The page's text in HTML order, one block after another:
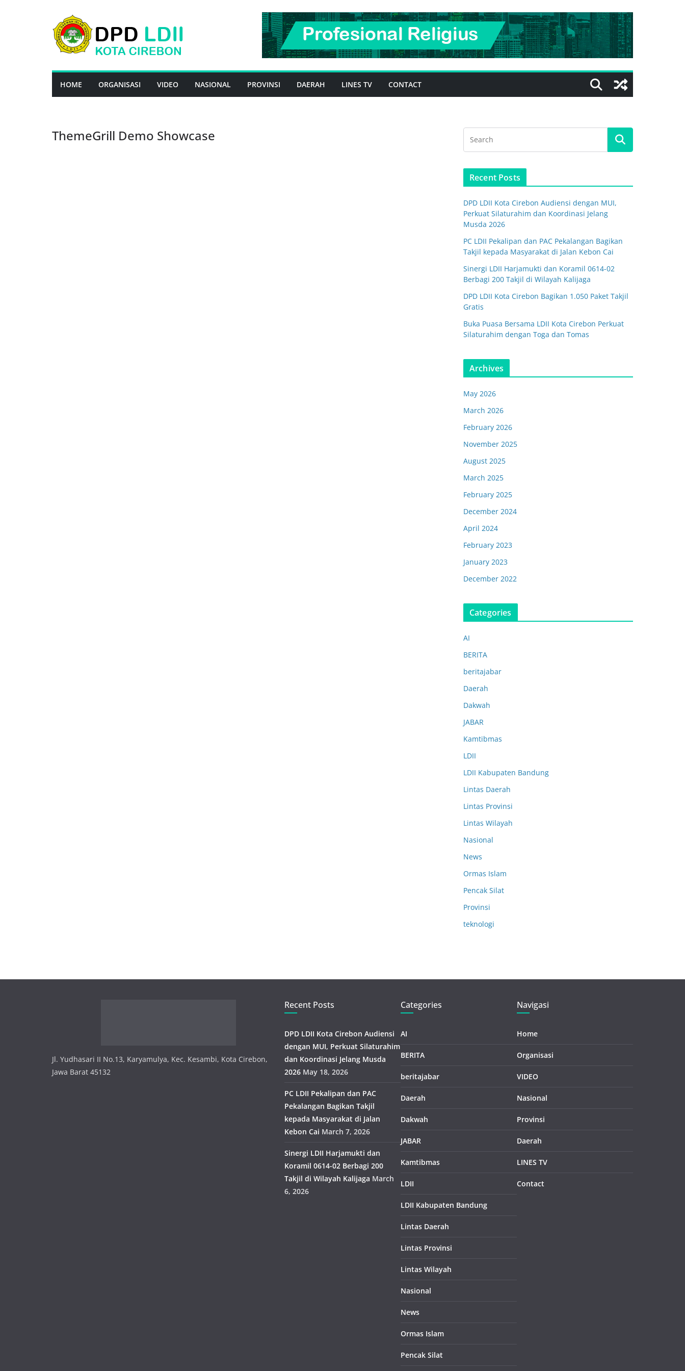
HOME ORGANISASI VIDEO NASIONAL PROVINSI DAERAH LINES TV CONTACT
ThemeGrill Demo Showcase
Recent Posts
DPD LDII Kota Cirebon Audiensi dengan MUI,
Perkuat Silaturahim dan Koordinasi Jelang
Musda 2026
PC LDII Pekalipan dan PAC Pekalangan Bagikan
Takjil kepada Masyarakat di Jalan Kebon Cai
Sinergi LDII Harjamukti dan Koramil 0614-02
Berbagi 200 Takjil di Wilayah Kalijaga
DPD LDII Kota Cirebon Bagikan 1.050 Paket Takjil
Gratis
Buka Puasa Bersama LDII Kota Cirebon Perkuat
Silaturahim dengan Toga dan Tomas
Archives
May 2026
March 2026
February 2026
November 2025
August 2025
March 2025
February 2025
December 2024
April 2024
February 2023
January 2023
December 2022
Categories
AI
BERITA
beritajabar
Daerah
Dakwah
JABAR
Kamtibmas
LDII
LDII Kabupaten Bandung
Lintas Daerah
Lintas Provinsi
Lintas Wilayah
Nasional
News
Ormas Islam
Pencak Silat
Provinsi
teknologi
Jl. Yudhasari II No.13, Karyamulya, Kec. Kesambi, Kota Cirebon,
Jawa Barat 45132
Recent Posts
DPD LDII Kota Cirebon Audiensi
dengan MUI, Perkuat Silaturahim
dan Koordinasi Jelang Musda
2026 May 18, 2026
PC LDII Pekalipan dan PAC
Pekalangan Bagikan Takjil
kepada Masyarakat di Jalan
Kebon Cai March 7, 2026
Sinergi LDII Harjamukti dan
Koramil 0614-02 Berbagi 200
Takjil di Wilayah Kalijaga March
6, 2026
Categories
AI
BERITA
beritajabar
Daerah
Dakwah
JABAR
Kamtibmas
LDII
LDII Kabupaten Bandung
Lintas Daerah
Lintas Provinsi
Lintas Wilayah
Nasional
News
Ormas Islam
Pencak Silat
Navigasi
Home
Organisasi
VIDEO
Nasional
Provinsi
Daerah
LINES TV
Contact